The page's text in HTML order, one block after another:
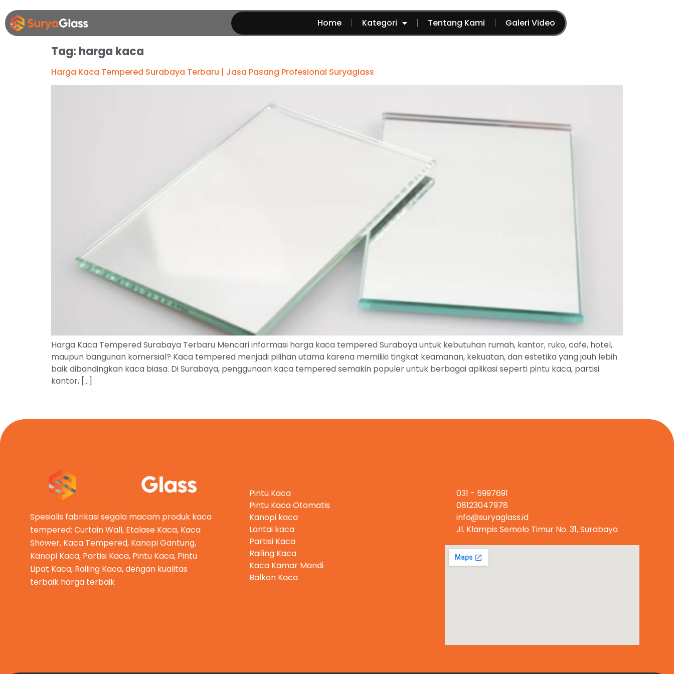
Home Kategori Tentang Kami Galeri Video
Tag: harga kaca
Harga Kaca Tempered Surabaya Terbaru | Jasa Pasang Profesional Suryaglass
Harga Kaca Tempered Surabaya Terbaru Mencari informasi harga kaca tempered Surabaya untuk kebutuhan rumah, kantor, ruko, cafe, hotel,
maupun bangunan komersial? Kaca tempered menjadi pilihan utama karena memiliki tingkat keamanan, kekuatan, dan estetika yang jauh lebih
baik dibandingkan kaca biasa. Di Surabaya, penggunaan kaca tempered semakin populer untuk berbagai aplikasi seperti pintu kaca, partisi
kantor, […]
Spesialis fabrikasi segala macam produk kaca
tempered: Curtain Wall, Etalase Kaca, Kaca
Shower, Kaca Tempered, Kanopi Gantung,
Kanopi Kaca, Partisi Kaca, Pintu Kaca, Pintu
Lipat Kaca, Railing Kaca, dengan kualitas
terbaik harga terbaik
Pintu Kaca
Pintu Kaca Otomatis
Kanopi kaca
Lantai kaca
Partisi Kaca
Railing Kaca
Kaca Kamar Mandi
Balkon Kaca
031 - 5997691
08123047978
info@suryaglass.id
Jl. Klampis Semolo Timur No. 31, Surabaya